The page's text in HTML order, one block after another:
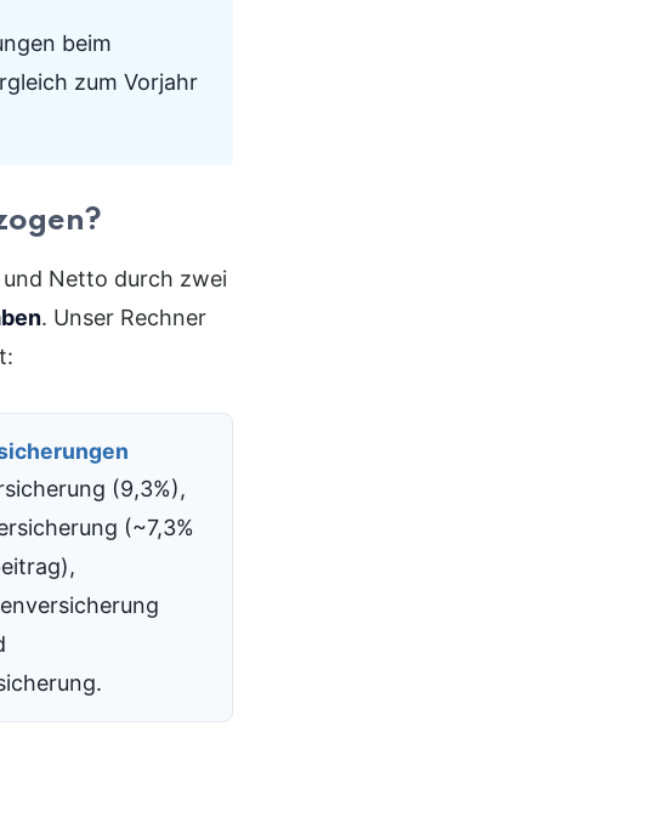
beim
zum Vorjahr
Netto durch zwei
. Unser Rechner
(9,3%),
(~7,3%